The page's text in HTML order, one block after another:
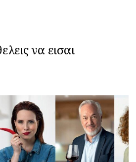
να εισαι